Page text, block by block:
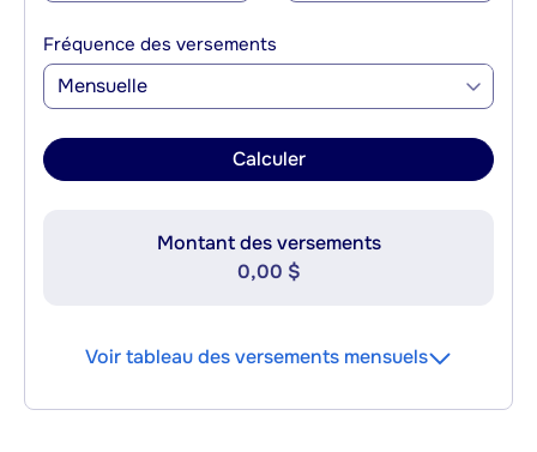
Fréquence des versements
Mensuelle
Calculer
Montant des versements
0,00 $
Voir tableau des versements mensuels